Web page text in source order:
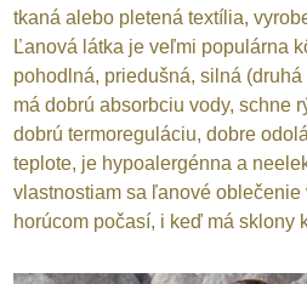
tkaná alebo pletená textília,
Ľanová látka je veľmi populárna
pohodlná, priedušná, silná
má dobrú absorbciu vody, schne
dobrú termoreguláciu, dobre
teplote, je hypoalergénna a
vlastnostiam sa ľanové
horúcom počasí, i keď má sklony